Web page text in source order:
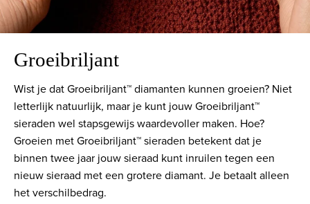
Groeibriljant
Wist je dat Groeibriljant™ diamanten kunnen groeien? Niet
letterlijk natuurlijk, maar je kunt jouw Groeibriljant™
sieraden wel stapsgewijs waardevoller maken. Hoe?
Groeien met Groeibriljant™ sieraden betekent dat je
binnen twee jaar jouw sieraad kunt inruilen tegen een
nieuw sieraad met een grotere diamant. Je betaalt alleen
het verschilbedrag.